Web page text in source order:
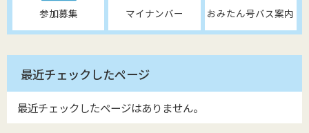
参加募集 マイナンバー おみたん号バス案内
最近チェックしたページ
最近チェックしたページはありません。